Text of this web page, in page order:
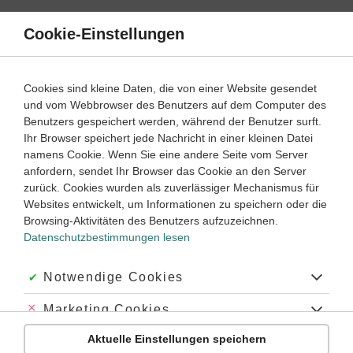
Direkt
Inhalt
Die Lehre von Pflanzen (Botanik) einfach erklärt
Klassenstufe: 5 6 7 8
Die Lehre von Pflanzen (Botanik) – die beliebtesten
Themen
Biologie ‐6
Blüten und Pflanzenfamilien
Cookie-Einstellungen
Cookies sind kleine Daten, die von einer Website gesendet
und vom Webbrowser des Benutzers auf dem Computer des
Benutzers gespeichert werden, während der Benutzer surft.
Ihr Browser speichert jede Nachricht in einer kleinen Datei
namens Cookie. Wenn Sie eine andere Seite vom Server
anfordern, sendet Ihr Browser das Cookie an den Server
zurück. Cookies wurden als zuverlässiger Mechanismus für
Websites entwickelt, um Informationen zu speichern oder die
Browsing-Aktivitäten des Benutzers aufzuzeichnen.
Datenschutzbestimmungen lesen
Akzeptiert:
Notwendige Cookies
Abgelehnt:
Marketing Cookies
Abgelehnt:
Personalisierungs-Cookies
Aktuelle Einstellungen speichern